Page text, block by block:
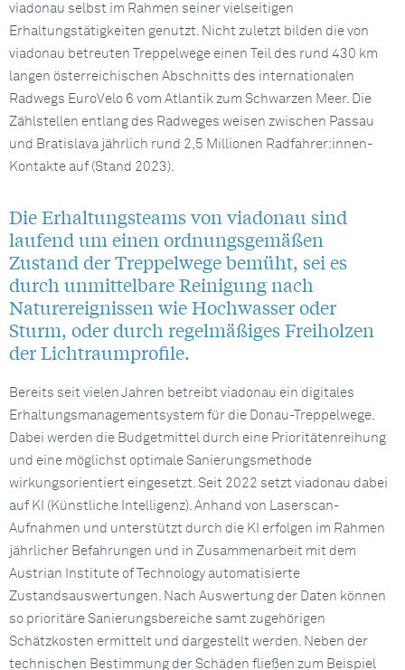
viadonau selbst im Rahmen seiner vielseitigen
Erhaltungstätigkeiten genutzt. Nicht zuletzt bilden die von
viadonau betreuten Treppelwege einen Teil des rund 430 km
langen österreichischen Abschnitts des internationalen
Radwegs EuroVelo 6 vom Atlantik zum Schwarzen Meer. Die
Zählstellen entlang des Radweges weisen zwischen Passau
und Bratislava jährlich rund 2,5 Millionen Radfahrer:innen-
Kontakte auf (Stand 2023).
Die Erhaltungsteams von viadonau sind
laufend um einen ordnungsgemäßen
Zustand der Treppelwege bemüht, sei es
durch unmittelbare Reinigung nach
Naturereignissen wie Hochwasser oder
Sturm, oder durch regelmäßiges Freiholzen
der Lichtraumprofile.
Bereits seit vielen Jahren betreibt viadonau ein digitales
Erhaltungsmanagementsystem für die Donau-Treppelwege.
Dabei werden die Budgetmittel durch eine Prioritätenreihung
und eine möglichst optimale Sanierungsmethode
wirkungsorientiert eingesetzt. Seit 2022 setzt viadonau dabei
auf KI (Künstliche Intelligenz). Anhand von Laserscan-
Aufnahmen und unterstützt durch die KI erfolgen im Rahmen
jährlicher Befahrungen und in Zusammenarbeit mit dem
Austrian Institute of Technology automatisierte
Zustandsauswertungen. Nach Auswertung der Daten können
so prioritäre Sanierungsbereiche samt zugehörigen
Schätzkosten ermittelt und dargestellt werden. Neben der
technischen Bestimmung der Schäden fließen zum Beispiel